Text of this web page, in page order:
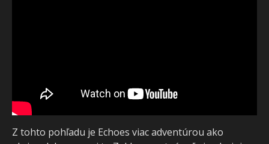
Z tohto pohľadu je Echoes viac adventúrou ako